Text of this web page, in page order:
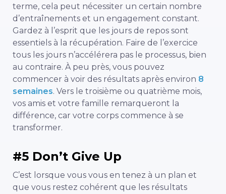
terme, cela peut nécessiter un certain nombre
d’entraînements et un engagement constant.
Gardez à l’esprit que les jours de repos sont
essentiels à la récupération. Faire de l’exercice
tous les jours n’accélérera pas le processus, bien
au contraire. À peu près, vous pouvez
commencer à voir des résultats après environ 8
semaines. Vers le troisième ou quatrième mois,
vos amis et votre famille remarqueront la
différence, car votre corps commence à se
transformer.
#5 Don’t Give Up
C’est lorsque vous vous en tenez à un plan et
que vous restez cohérent que les résultats